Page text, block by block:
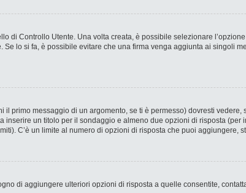
di Controllo Utente. Una volta creata, è possibile selezionare
lo si fa, è possibile evitare che una firma venga aggiunta ai singoli
primo messaggio di un argomento, se ti è permesso) dovresti
un titolo per il sondaggio e almeno due opzioni di risposta
C’è un limite al numero di opzioni di risposta che puoi aggiungere,
di aggiungere ulteriori opzioni di risposta a quelle consentite,